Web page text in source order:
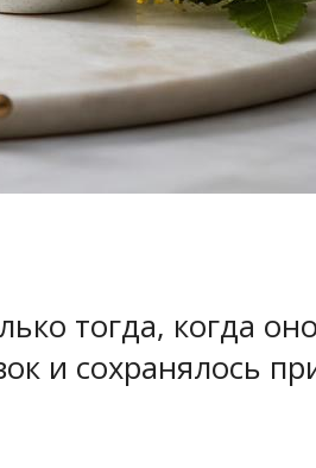
тогда, когда
и сохранялось